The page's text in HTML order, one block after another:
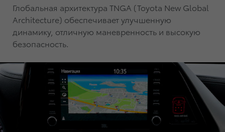
Глобальная архитектура TNGA (Toyota New Global
Architecture) обеспечивает улучшенную
динамику, отличную маневренность и высокую
безопасность.